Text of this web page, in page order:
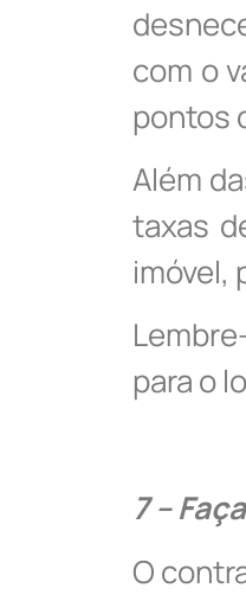
com o
pontos
Além
taxas
imóvel,
para o
7 –
O